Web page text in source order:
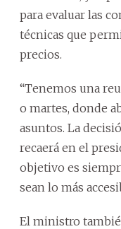
para evaluar las
técnicas que
precios.
“Tenemos una
o martes, donde
asuntos. La
recaerá en el
objetivo es
sean lo más
El ministro